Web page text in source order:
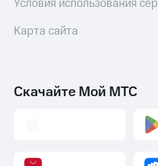
Условия использования
Карта сайта
Скачайте Мой МТС